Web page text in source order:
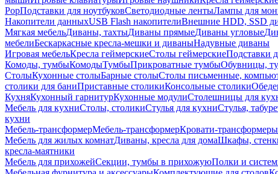
PopПодставки для ноутбуковСветодиодные лентыЛампы для
Накопители данныхUSB Flash накопителиВнешние HDD, SSD
Мягкая мебельДиваны, тахтыДиваны прямыеДиваны угловые
мебелиБескаркасные кресла-мешки и диваныНадувные диваны
Игровая мебельКресла геймерскиеСтолы геймерскиеПодставки
Комоды, тумбыКомодыТумбыПрикроватные тумбыОбувницы,
СтолыКухонные столыБарные столыСтолы письменные,
столики для баниПриставные столикиКонсольные столики
КухняКухонный гарнитурКухонные модулиСтолешницы для
Мебель для кухниСтолы, столикиСтулья для кухниСтулья,
кухни
Мебель-трансформерМебель-трансформерКровати-трансформеры
Мебель для жилых комнатДиваны, кресла для домаШкафы,
кресла-маятники
Мебель для прихожейСекции, тумбы в прихожуюПолки и